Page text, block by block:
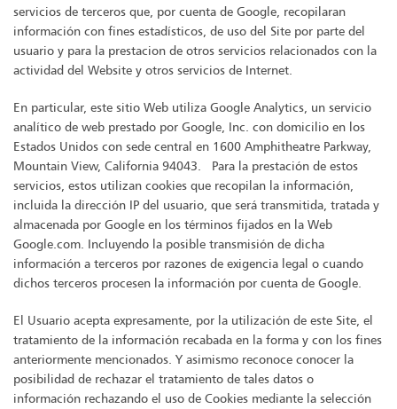
servicios de terceros que, por cuenta de Google, recopilaran
información con fines estadísticos, de uso del Site por parte del
usuario y para la prestacion de otros servicios relacionados con la
actividad del Website y otros servicios de Internet.
En particular, este sitio Web utiliza Google Analytics, un servicio
analítico de web prestado por Google, Inc. con domicilio en los
Estados Unidos con sede central en 1600 Amphitheatre Parkway,
Mountain View, California 94043. Para la prestación de estos
servicios, estos utilizan cookies que recopilan la información,
incluida la dirección IP del usuario, que será transmitida, tratada y
almacenada por Google en los términos fijados en la Web
Google.com. Incluyendo la posible transmisión de dicha
información a terceros por razones de exigencia legal o cuando
dichos terceros procesen la información por cuenta de Google.
El Usuario acepta expresamente, por la utilización de este Site, el
tratamiento de la información recabada en la forma y con los fines
anteriormente mencionados. Y asimismo reconoce conocer la
posibilidad de rechazar el tratamiento de tales datos o
información rechazando el uso de Cookies mediante la selección